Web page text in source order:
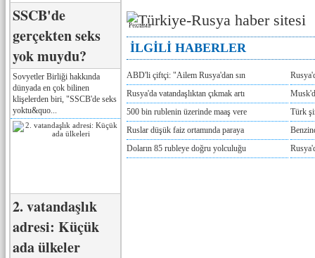
SSCB'de
gerçekten seks
yok muydu?
Sovyetler Birliği hakkında
dünyada en çok bilinen
klişelerden biri, "SSCB'de seks
yoktu&quo...
2. vatandaşlık
adresi: Küçük
ada ülkeler
Реклама
İLGİLİ HABERLER
ABD'li çiftçi: "Ailem Rusya'dan sın
Rusya'da vatandaşlıktan çıkmak artı
500 bin rublenin üzerinde maaş vere
Türk
Ruslar düşük faiz ortamında paraya
Doların 85 rubleye doğru yolculuğu